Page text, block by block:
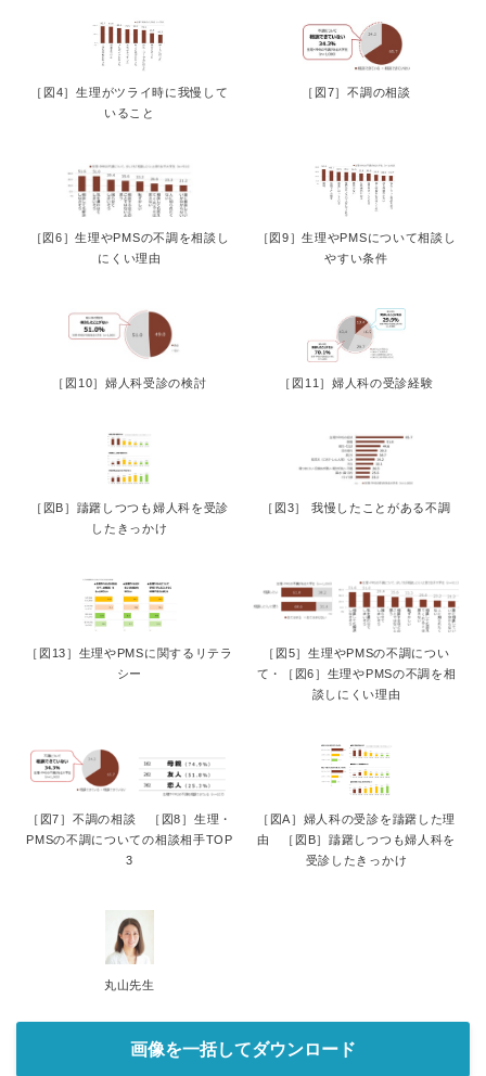
［図4］生理がツライ時に我慢して
いること
［図7］不調の相談
［図6］生理やPMSの不調を相談し
にくい理由
［図9］生理やPMSについて相談し
やすい条件
［図10］婦人科受診の検討 ［図11］婦人科の受診経験
［図B］躊躇しつつも婦人科を受診
したきっかけ
［図3］ 我慢したことがある不調
［図13］生理やPMSに関するリテラ
シー
［図5］生理やPMSの不調につい
て・［図6］生理やPMSの不調を相
談しにくい理由
［図7］不調の相談 ［図8］生理・
PMSの不調についての相談相手TOP
3
［図A］婦人科の受診を躊躇した理
由 ［図B］躊躇しつつも婦人科を
受診したきっかけ
丸山先生
画像を一括してダウンロード